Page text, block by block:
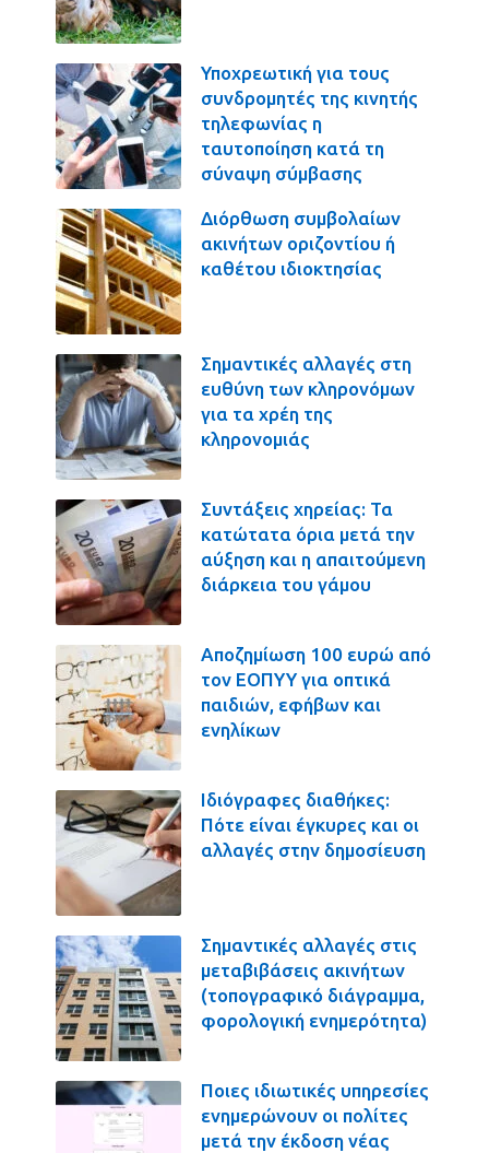
Υποχρεωτική για τους
συνδρομητές της κινητής
τηλεφωνίας η
ταυτοποίηση κατά τη
σύναψη σύμβασης
Διόρθωση συμβολαίων
ακινήτων οριζοντίου ή
καθέτου ιδιοκτησίας
Σημαντικές αλλαγές στη
ευθύνη των κληρονόμων
για τα χρέη της
κληρονομιάς
Συντάξεις χηρείας: Τα
κατώτατα όρια μετά την
αύξηση και η απαιτούμενη
διάρκεια του γάμου
Αποζημίωση 100 ευρώ από
τον ΕΟΠΥΥ για οπτικά
παιδιών, εφήβων και
ενηλίκων
Ιδιόγραφες διαθήκες:
Πότε είναι έγκυρες και οι
αλλαγές στην δημοσίευση
Σημαντικές αλλαγές στις
μεταβιβάσεις ακινήτων
(τοπογραφικό διάγραμμα,
φορολογική ενημερότητα)
Ποιες ιδιωτικές υπηρεσίες
ενημερώνουν οι πολίτες
μετά την έκδοση νέας